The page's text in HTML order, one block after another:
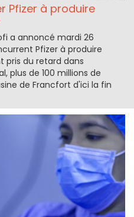
Pfizer à produire
a annoncé mardi 26
Pfizer à produire
pris du retard dans
plus de 100 millions de
de Francfort d'ici la fin